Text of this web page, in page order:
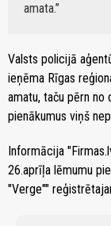
amata.
Valsts policijā
ieņēma Rīgas
amatu, taču pērn no
pienākumus viņš
Informācija
26.aprīļa lēmumu
"Verge""